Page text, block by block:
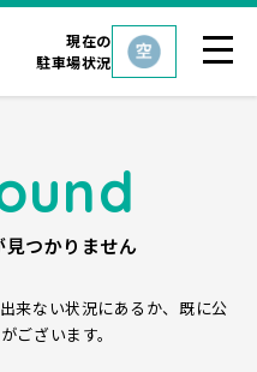
現在の
駐車場状況
つかりません
来ない状況にあるか、既に公
ございます。